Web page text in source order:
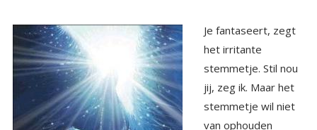
Je fantaseert, zegt
het irritante
stemmetje. Stil nou
jij, zeg ik. Maar het
stemmetje wil niet
van ophouden
weten, je droomt,
dit is niet echt! Hou
op jij zeg ik, en dan
pas wordt het stil. Ik
kijk naar de
transparante vrouw
en mijn buurmeisje,
naast elkaar op de bank. Beiden zeggen: kom maar, doe het
maar, het is niet eng. Dan ga ik, voetje voor voetje,
centimeter voor centimeter, ik word nat, het water voelt
vies olieachtig en koud. De slijmerige slierten kronkelen om
mijn lichaam. Houden me tegen. Voorzichtig begin ik te
zwemmen, de slierten belemmeren me, ik moet me steeds
losrukken, mijn hart gaat tekeer, het bonkt tegen mijn
borstkas, maar ik ga en zet door, richting het bankje.
Halverwege word het water warmer, schoner zachter en
hangt er een prettige geur. Het zwemmen gaat nu ook
sneller, lichter, gemakkelijker. Dan ben ik er. Mijn buurmeisje
staat met open armen op me te wachten. De transparante
vrouw, nu zie ik het pas, lijkt op mij. Ik kijk haar vragend aan.
Ik ben je ware zelf, zegt ze en trots op je, je hebt het
gedaan, je bent het grote water overgestoken, en glijdt